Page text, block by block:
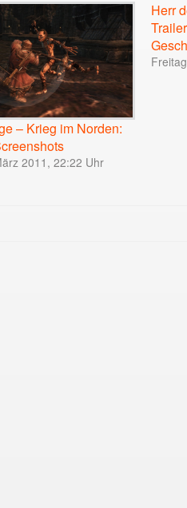
– Krieg im Norden:
2011, 22:22 Uhr
Herr